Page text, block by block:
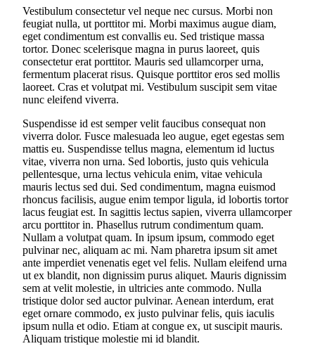
Vestibulum consectetur vel neque nec cursus. Morbi non
feugiat nulla, ut porttitor mi. Morbi maximus augue diam,
eget condimentum est convallis eu. Sed tristique massa
tortor. Donec scelerisque magna in purus laoreet, quis
consectetur erat porttitor. Mauris sed ullamcorper urna,
fermentum placerat risus. Quisque porttitor eros sed mollis
laoreet. Cras et volutpat mi. Vestibulum suscipit sem vitae
nunc eleifend viverra.
Suspendisse id est semper velit faucibus consequat non
viverra dolor. Fusce malesuada leo augue, eget egestas sem
mattis eu. Suspendisse tellus magna, elementum id luctus
vitae, viverra non urna. Sed lobortis, justo quis vehicula
pellentesque, urna lectus vehicula enim, vitae vehicula
mauris lectus sed dui. Sed condimentum, magna euismod
rhoncus facilisis, augue enim tempor ligula, id lobortis tortor
lacus feugiat est. In sagittis lectus sapien, viverra ullamcorper
arcu porttitor in. Phasellus rutrum condimentum quam.
Nullam a volutpat quam. In ipsum ipsum, commodo eget
pulvinar nec, aliquam ac mi. Nam pharetra ipsum sit amet
ante imperdiet venenatis eget vel felis. Nullam eleifend urna
ut ex blandit, non dignissim purus aliquet. Mauris dignissim
sem at velit molestie, in ultricies ante commodo. Nulla
tristique dolor sed auctor pulvinar. Aenean interdum, erat
eget ornare commodo, ex justo pulvinar felis, quis iaculis
ipsum nulla et odio. Etiam at congue ex, ut suscipit mauris.
Aliquam tristique molestie mi id blandit.